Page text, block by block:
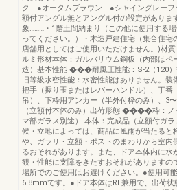
ク ●オータムブラウン ●シャイングレーフ
額付アングル無とアングル付の設定がありま
象………・1階土間納まり（この他に使用する
ってください。）・木造戸建住宅（集合住宅
店舗用としてはご使用いただけません。)
ルミ形材本体：ガルバリウム鋼板（内部はペ
造）基本性能 ���耐風圧性能：S-2（120
旧等級水密性能：水密性能はありません。装
把手（握り玉またはレバーハンドル）、丁番
吊）、下枠用アンカー（半外付枠のみ）、3
（立額付本体のみ）出荷形態 ����枠：ノ
マ部ガラス別途） 本体：完成品（立額付ガ
候・立地によっては、商品に風雨が当たると
や、ガラリ・立額・ポストのまわりから室内
るおそれがあります。また、ドア本体内に水
観・性能に支障をきたすおそれがありますの
場所でのご使用はお避けください。●使用可
6.8mmです。●ドア本体はRL兼用で、出荷状